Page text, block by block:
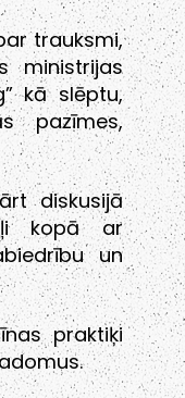
trauksmi,
ministrijas
kā slēptu,
pazīmes,
diskusijā
kopā ar
un
praktiķi